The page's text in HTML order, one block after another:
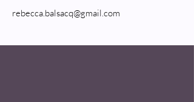
rebecca.balsacq@gmail.com